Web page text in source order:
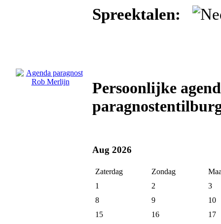
Spreektalen:
Persoonlijke
Aug 2026
Zaterdag Zondag
1
2
3
8
9
10
15
16
17